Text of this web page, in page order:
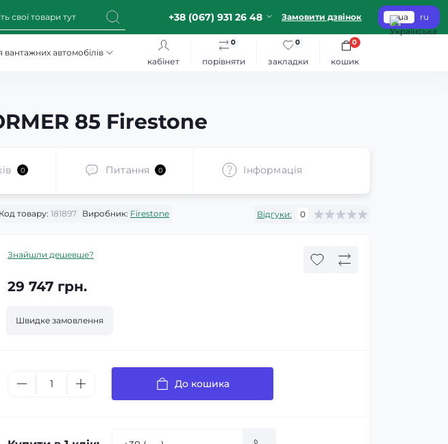
+38 (067) 931 26 48 Замовити дзвінок ua ru
автомобілів
кабінет
порівняти
0
закладки
0
кошик
0
85 Firestone
0 Питання 0 Iнформація
Код товару: 181897 Виробник: Firestone Відгуки: 0
Знайшли дешевше?
29 747 грн.
Швидке замовлення
До кошика